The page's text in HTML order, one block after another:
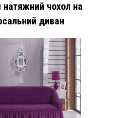
натяжний чохол на
диван